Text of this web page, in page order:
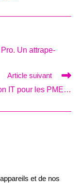
Un attrape-
Article suivant
IT pour les PME…
et de nos